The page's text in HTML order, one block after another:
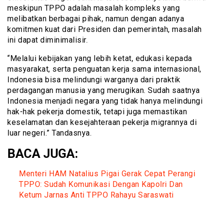
meskipun TPPO adalah masalah kompleks yang
melibatkan berbagai pihak, namun dengan adanya
komitmen kuat dari Presiden dan pemerintah, masalah
ini dapat diminimalisir.
“Melalui kebijakan yang lebih ketat, edukasi kepada
masyarakat, serta penguatan kerja sama internasional,
Indonesia bisa melindungi warganya dari praktik
perdagangan manusia yang merugikan. Sudah saatnya
Indonesia menjadi negara yang tidak hanya melindungi
hak-hak pekerja domestik, tetapi juga memastikan
keselamatan dan kesejahteraan pekerja migrannya di
luar negeri.” Tandasnya.
BACA JUGA:
Menteri HAM Natalius Pigai Gerak Cepat Perangi
TPPO: Sudah Komunikasi Dengan Kapolri Dan
Ketum Jarnas Anti TPPO Rahayu Saraswati